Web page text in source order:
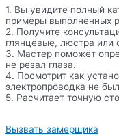
1. Вы увидите полный
примеры выполненных
2. Получите
глянцевые, люстра или
3. Мастер поможет
не резал глаза.
4. Посмотрит как
электропроводка не
5. Расчитает точную
Вызвать замерщика